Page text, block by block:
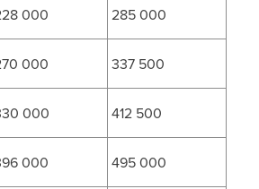
000 285 000
000 337 500
000 412 500
000 495 000